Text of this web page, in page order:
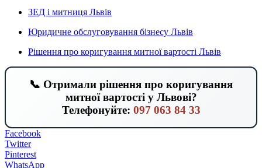
ЗЕД і митниця Львів
Юридичне обслуговування бізнесу Львів
Рішення про коригування митної вартості Львів
📞 Отримали рішення про коригування
митної вартості у Львові?
Телефонуйте: 097 063 84 33
Facebook
Twitter
Pinterest
WhatsApp